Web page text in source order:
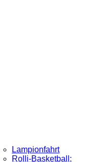
Lampionfahrt
Rolli-Basketball: